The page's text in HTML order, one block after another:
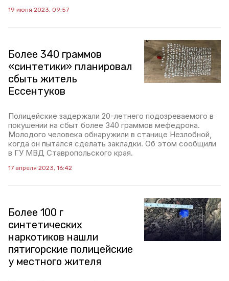
19 июня 2023, 09:57
Более 340 граммов
«синтетики» планировал
сбыть житель
Ессентуков
Полицейские задержали 20-летнего подозреваемого в
покушении на сбыт более 340 граммов мефедрона.
Молодого человека обнаружили в станице Незлобной,
когда он пытался сделать закладки. Об этом сообщили
в ГУ МВД Ставропольского края.
17 апреля 2023, 16:42
Более 100 г
синтетических
наркотиков нашли
пятигорские полицейские
у местного жителя